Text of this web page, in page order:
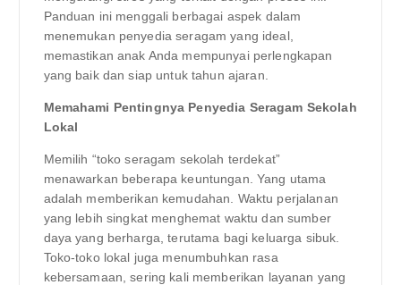
Panduan ini menggali berbagai aspek dalam
menemukan penyedia seragam yang ideal,
memastikan anak Anda mempunyai perlengkapan
yang baik dan siap untuk tahun ajaran.
Memahami Pentingnya Penyedia Seragam Sekolah
Lokal
Memilih “toko seragam sekolah terdekat”
menawarkan beberapa keuntungan. Yang utama
adalah memberikan kemudahan. Waktu perjalanan
yang lebih singkat menghemat waktu dan sumber
daya yang berharga, terutama bagi keluarga sibuk.
Toko-toko lokal juga menumbuhkan rasa
kebersamaan, sering kali memberikan layanan yang